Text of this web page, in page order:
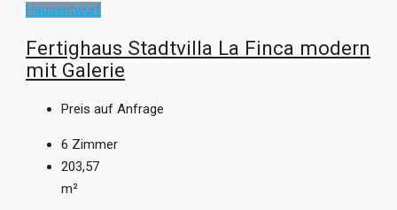
Hausentwurf
Fertighaus Stadtvilla La Finca modern
mit Galerie
Preis auf Anfrage
6 Zimmer
203,57
m²